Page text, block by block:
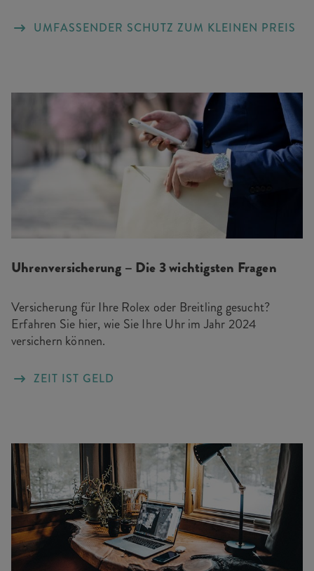
UMFASSENDER SCHUTZ ZUM KLEINEN PREIS
Uhrenversicherung – Die 3 wichtigsten Fragen
Versicherung für Ihre Rolex oder Breitling gesucht?
Erfahren Sie hier, wie Sie Ihre Uhr im Jahr 2024
versichern können.
ZEIT IST GELD